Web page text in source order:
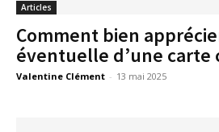
Articles
Comment bien
éventuelle d’une carte
Valentine Clément - 13 mai 2025